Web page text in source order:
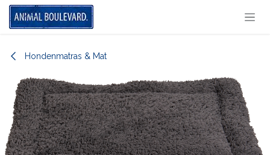
Overslaan naar inhoud
Hondenmatras & Mat